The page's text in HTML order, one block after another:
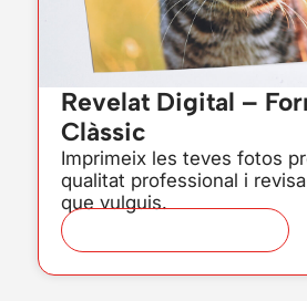
Revelat Digital –
Clàssic
Imprimeix les teves fotos
qualitat professional i
que vulguis.